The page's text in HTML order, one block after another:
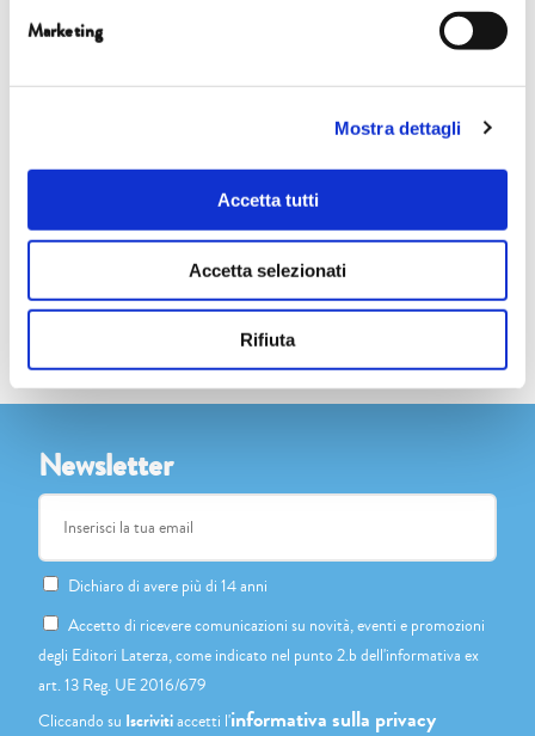
Marketing
Mostra dettagli
Accetta tutti
Accetta selezionati
Rifiuta
LAVORERÀ NEL 2045? CHI PAGHERÀ LE PENSIONI E LA SANITÀ?
Newsletter
Dichiaro di avere più di 14 anni
Accetto di ricevere comunicazioni su novità, eventi e promozioni
degli Editori Laterza, come indicato nel punto 2.b dell'informativa ex
art. 13 Reg. UE 2016/679
Cliccando su Iscrivitiaccetti l'informativa sulla privacy